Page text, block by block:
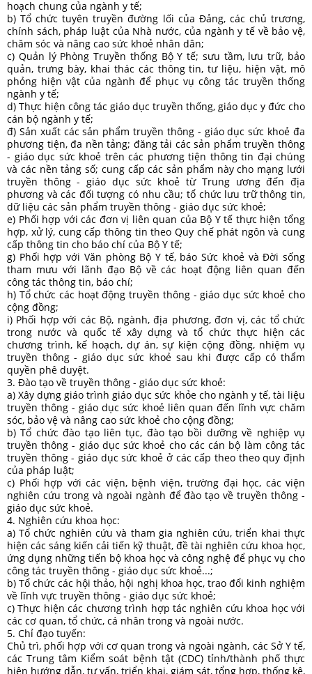
hoạch chung của ngành y tế;
b) Tổ chức tuyên truyền đường lối của Đảng, các chủ trương,
chính sách, pháp luật của Nhà nước, của ngành y tế về bảo vệ,
chăm sóc và nâng cao sức khoẻ nhân dân;
c) Quản lý Phòng Truyền thống Bộ Y tế; sưu tầm, lưu trữ, bảo
quản, trưng bày, khai thác các thông tin, tư liệu, hiện vật, mô
phỏng hiện vật của ngành để phục vụ công tác truyền thống
ngành y tế;
d) Thực hiện công tác giáo dục truyền thống, giáo dục y đức cho
cán bộ ngành y tế;
đ) Sản xuất các sản phẩm truyền thông - giáo dục sức khoẻ đa
phương tiện, đa nền tảng; đăng tải các sản phẩm truyền thông
- giáo dục sức khoẻ trên các phương tiện thông tin đại chúng
và các nền tảng số; cung cấp các sản phẩm này cho mạng lưới
truyền thông - giáo dục sức khoẻ từ Trung ương đến địa
phương và các đối tượng có nhu cầu; tổ chức lưu trữ thông tin,
dữ liệu các sản phẩm truyền thông - giáo dục sức khoẻ;
e) Phối hợp với các đơn vị liên quan của Bộ Y tế thực hiện tổng
hợp, xử lý, cung cấp thông tin theo Quy chế phát ngôn và cung
cấp thông tin cho báo chí của Bộ Y tế;
g) Phối hợp với Văn phòng Bộ Y tế, báo Sức khoẻ và Đời sống
tham mưu với lãnh đạo Bộ về các hoạt động liên quan đến
công tác thông tin, báo chí;
h) Tổ chức các hoạt động truyền thông - giáo dục sức khoẻ cho
cộng đồng;
i) Phối hợp với các Bộ, ngành, địa phương, đơn vị, các tổ chức
trong nước và quốc tế xây dựng và tổ chức thực hiện các
chương trình, kế hoạch, dự án, sự kiện cộng đồng, nhiệm vụ
truyền thông - giáo dục sức khoẻ sau khi được cấp có thẩm
quyền phê duyệt.
3. Đào tạo về truyền thông - giáo dục sức khoẻ:
a) Xây dựng giáo trình giáo dục sức khỏe cho ngành y tế, tài liệu
truyền thông - giáo dục sức khoẻ liên quan đến lĩnh vực chăm
sóc, bảo vệ và nâng cao sức khoẻ cho cộng đồng;
b) Tổ chức đào tạo liên tục, đào tạo bồi dưỡng về nghiệp vụ
truyền thông - giáo dục sức khoẻ cho các cán bộ làm công tác
truyền thông - giáo dục sức khoẻ ở các cấp theo theo quy định
của pháp luật;
c) Phối hợp với các viện, bệnh viện, trường đại học, các viện
nghiên cứu trong và ngoài ngành để đào tạo về truyền thông -
giáo dục sức khoẻ.
4. Nghiên cứu khoa học:
a) Tổ chức nghiên cứu và tham gia nghiên cứu, triển khai thực
hiện các sáng kiến cải tiến kỹ thuật, đề tài nghiên cứu khoa học,
ứng dụng những tiến bộ khoa học và công nghệ để phục vụ cho
công tác truyền thông - giáo dục sức khoẻ...;
b) Tổ chức các hội thảo, hội nghị khoa học, trao đổi kinh nghiệm
về lĩnh vực truyền thông - giáo dục sức khoẻ;
c) Thực hiện các chương trình hợp tác nghiên cứu khoa học với
các cơ quan, tổ chức, cá nhân trong và ngoài nước.
5. Chỉ đạo tuyến:
Chủ trì, phối hợp với cơ quan trong và ngoài ngành, các Sở Y tế,
các Trung tâm Kiểm soát bệnh tật (CDC) tỉnh/thành phố thực
hiện hướng dẫn, tư vấn, triển khai, giám sát, tổng hợp, thống kê,